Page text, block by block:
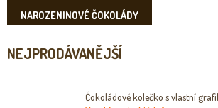
NAROZENINOVÉ ČOKOLÁDY
NEJPRODÁVANĚJŠÍ
Čokoládové kolečko s vlastní